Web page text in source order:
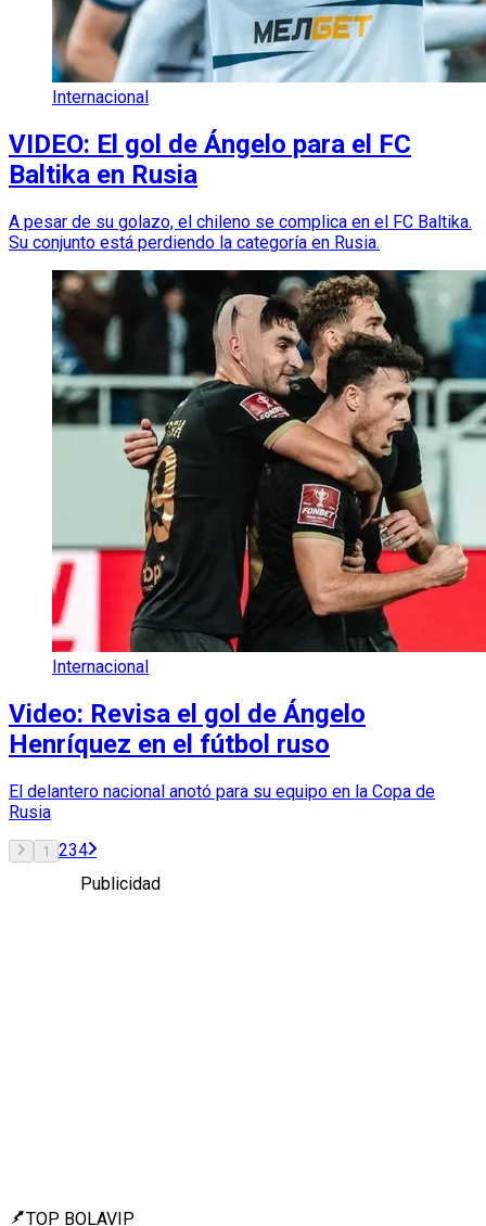
Internacional
VIDEO: El gol de Ángelo para el FC
Baltika en Rusia
A pesar de su golazo, el chileno se complica en el FC Baltika.
Su conjunto está perdiendo la categoría en Rusia.
Internacional
Video: Revisa el gol de Ángelo
Henríquez en el fútbol ruso
El delantero nacional anotó para su equipo en la Copa de
Rusia
1 234
Publicidad
TOP BOLAVIP